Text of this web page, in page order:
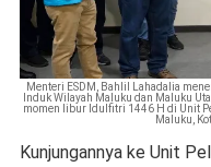
Menteri ESDM, Bahlil Lahadalia
Induk Wilayah Maluku dan Maluku
momen libur Idulfitri 1446 H di Unit
Maluku,
Kunjungannya ke Unit